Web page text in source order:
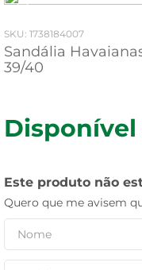
: 1738184007
Sandália
39/40
Este produto não
Quero que me avisem